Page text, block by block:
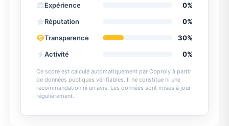
Expérience
0%
Réputation
0%
Transparence
30%
Activité
0%
Ce score est calculé automatiquement par Coproly à partir
de données publiques vérifiables. Il ne constitue ni une
recommandation ni un avis. Les données sont mises à jour
régulièrement.